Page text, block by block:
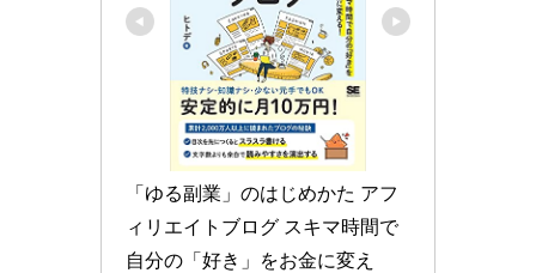
「ゆる副業」のはじめかた アフ
ィリエイトブログ スキマ時間で
自分の「好き」をお金に変え